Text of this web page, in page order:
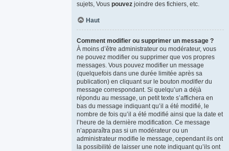
sujets, Vous pouvez joindre des fichiers, etc.
Haut
Comment modifier ou supprimer un message ?
À moins d’être administrateur ou modérateur, vous
ne pouvez modifier ou supprimer que vos propres
messages. Vous pouvez modifier un message
(quelquefois dans une durée limitée après sa
publication) en cliquant sur le bouton modifierdu
message correspondant. Si quelqu’un a déjà
répondu au message, un petit texte s’affichera en
bas du message indiquant qu’il a été modifié, le
nombre de fois qu’il a été modifié ainsi que la date et
l’heure de la dernière modification. Ce message
n’apparaîtra pas si un modérateur ou un
administrateur modifie le message, cependant ils ont
la possibilité de laisser une note indiquant qu’ils ont